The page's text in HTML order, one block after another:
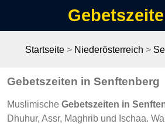
Startseite > Niederösterreich >
Gebetszeiten in Senftenberg
Muslimische Gebetszeiten in
Dhuhur, Assr, Maghrib und Ischaa.